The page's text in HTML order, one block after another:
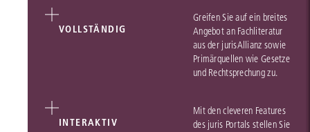
VOLLSTÄNDIG
Greifen Sie auf ein breites
Angebot an Fachliteratur
aus der jurisAllianz sowie
Primärquellen wie Gesetze
und Rechtsprechung zu.
INTERAKTIV
Mit den cleveren Features
des juris Portals stellen Sie